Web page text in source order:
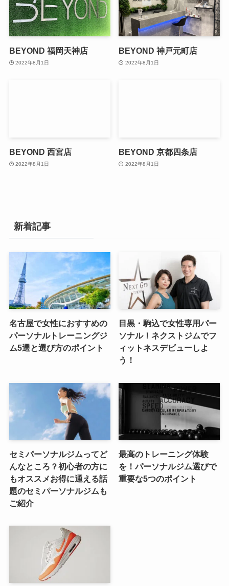
BEYOND 福岡天神店
2022年8月1日
BEYOND 神戸元町店
2022年8月1日
BEYOND 西宮店
2022年8月1日
BEYOND 京都四条店
2022年8月1日
新着記事
名古屋で女性におすすめの
パーソナルトレーニングジ
ム5選と選び方のポイント
目黒・駒込で女性専用パー
ソナル！ネクストジムでフ
ィットネスデビューしよ
う！
セミパーソナルジムってど
んなところ？初心者の方に
もオススメお得に通える話
題のセミパーソナルジムも
ご紹介
最高のトレーニング体験
を！パーソナルジム選びで
重要な5つのポイント